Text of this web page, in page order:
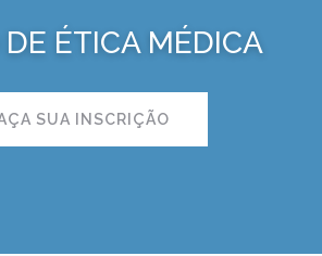
ÉTICA MÉDICA
SUA INSCRIÇÃO